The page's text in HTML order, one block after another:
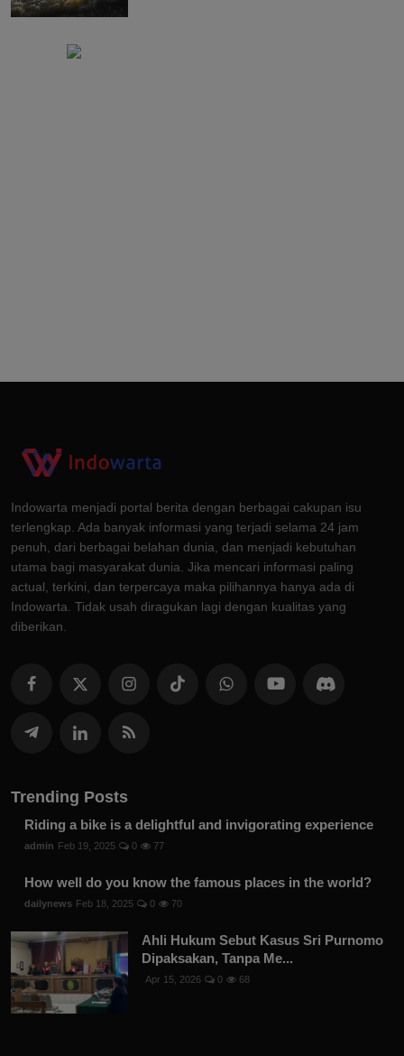
Indowarta menjadi portal berita dengan berbagai cakupan isu
terlengkap. Ada banyak informasi yang terjadi selama 24 jam
penuh, dari berbagai belahan dunia, dan menjadi kebutuhan
utama bagi masyarakat dunia. Jika mencari informasi paling
actual, terkini, dan terpercaya maka pilihannya hanya ada di
Indowarta. Tidak usah diragukan lagi dengan kualitas yang
diberikan.
Trending Posts
Riding a bike is a delightful and invigorating experience
admin Feb 19, 2025 0 77
How well do you know the famous places in the world?
dailynews Feb 18, 2025 0 70
Ahli Hukum Sebut Kasus Sri Purnomo
Dipaksakan, Tanpa Me...
Apr 15, 2026 0 68